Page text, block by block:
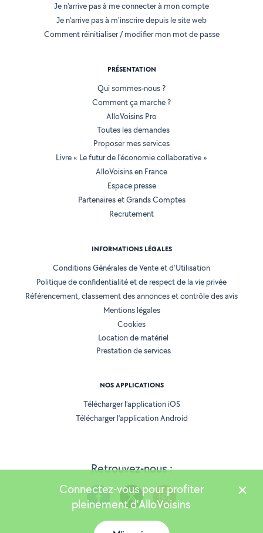
Retrouvez-nous :
Je n'arrive pas à me connecter à mon compte
Je n'arrive pas à m'inscrire depuis le site web
Comment réinitialiser / modifier mon mot de passe
PRÉSENTATION
Qui sommes-nous ?
Comment ça marche ?
AlloVoisins Pro
Toutes les demandes
Proposer mes services
Livre « Le futur de l'économie collaborative »
AlloVoisins en France
Espace presse
Partenaires et Grands Comptes
Recrutement
INFORMATIONS LÉGALES
Conditions Générales de Vente et d'Utilisation
Politique de confidentialité et de respect de la vie privée
Référencement, classement des annonces et contrôle des avis
Mentions légales
Cookies
Location de matériel
Prestation de services
NOS APPLICATIONS
Télécharger l’application iOS
Télécharger l’application Android
Connectez-vous pour profiter
pleinement d'AlloVoisins